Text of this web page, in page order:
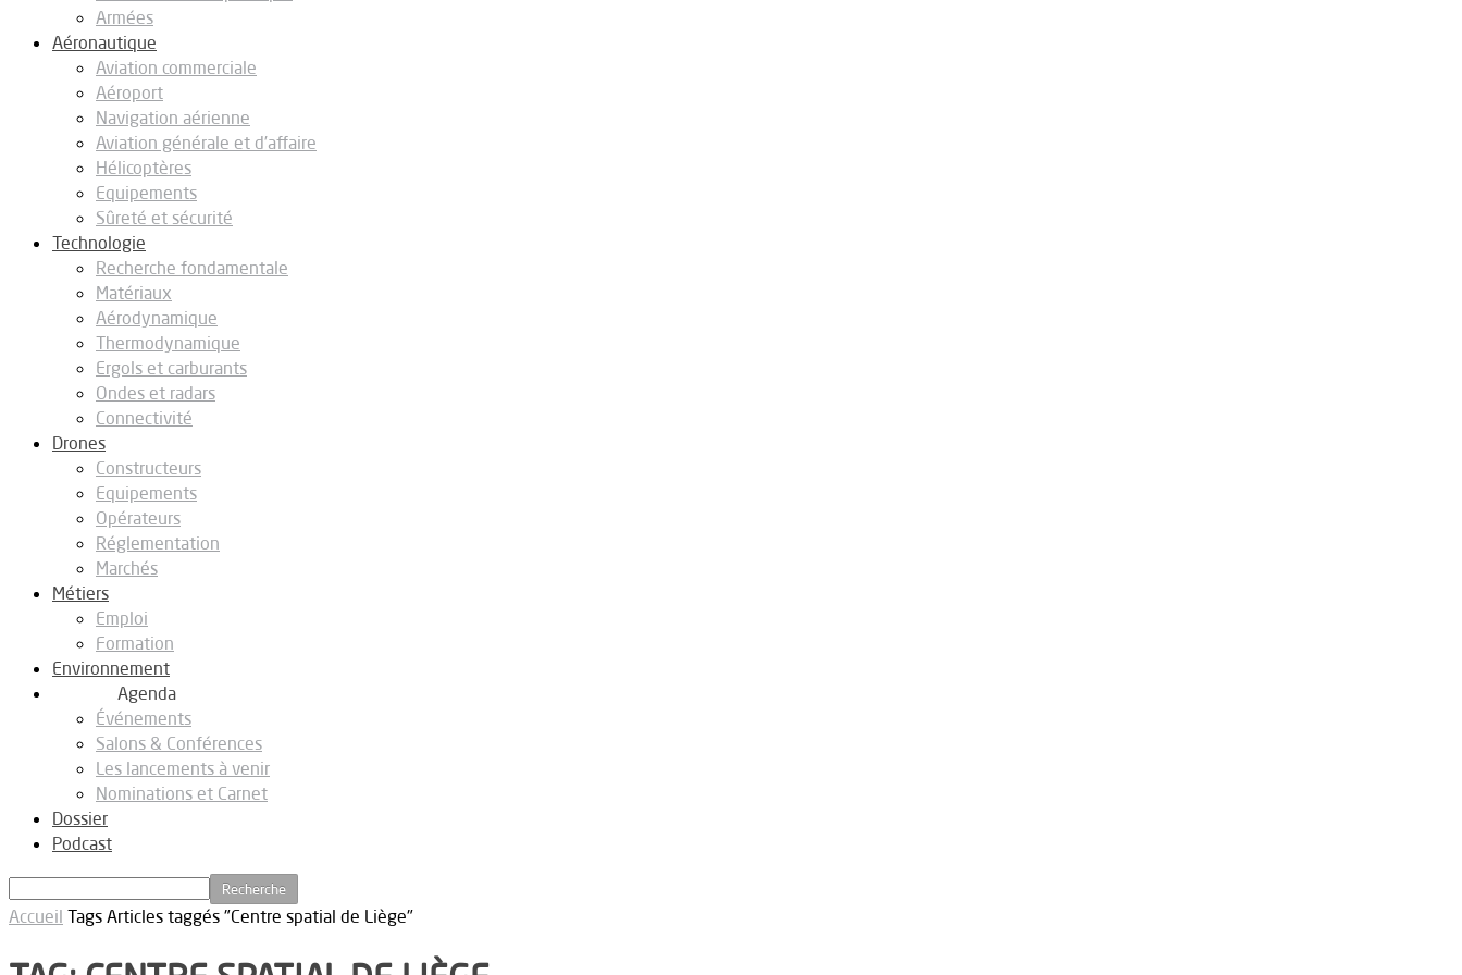
Armées
Aéronautique
Aviation commerciale
Aéroport
Navigation aérienne
Aviation générale et d’affaire
Hélicoptères
Equipements
Sûreté et sécurité
Technologie
Recherche fondamentale
Matériaux
Aérodynamique
Thermodynamique
Ergols et carburants
Ondes et radars
Connectivité
Drones
Constructeurs
Equipements
Opérateurs
Réglementation
Marchés
Métiers
Emploi
Formation
Environnement
Agenda
Événements
Salons & Conférences
Les lancements à venir
Nominations et Carnet
Dossier
Podcast
Accueil Tags Articles taggés "Centre spatial de Liège"